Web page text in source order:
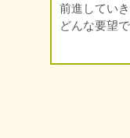
前進していき
どんな要望